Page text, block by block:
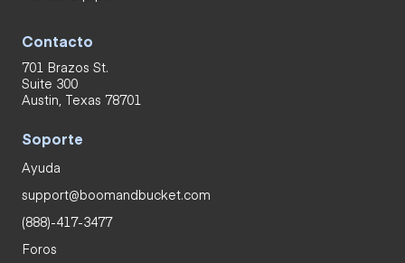
Contacto
701 Brazos St.
Suite 300
Austin, Texas 78701
Soporte
Ayuda
support@boomandbucket.com
(888)-417-3477
Foros